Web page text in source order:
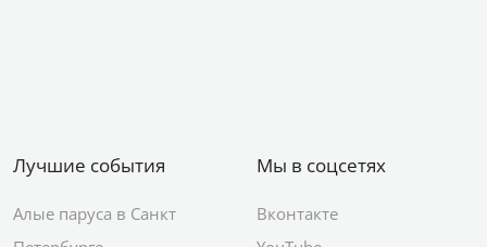
Лучшие события
Алые паруса в Санкт
Мы в соцсетях
Вконтакте